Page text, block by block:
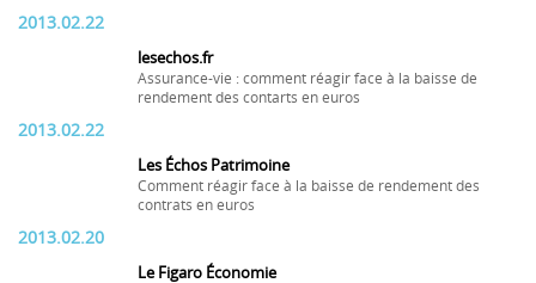
2013.02.22
lesechos.fr
Assurance-vie : comment réagir face à la baisse de
rendement des contarts en euros
2013.02.22
Les Échos Patrimoine
Comment réagir face à la baisse de rendement des
contrats en euros
2013.02.20
Le Figaro Économie